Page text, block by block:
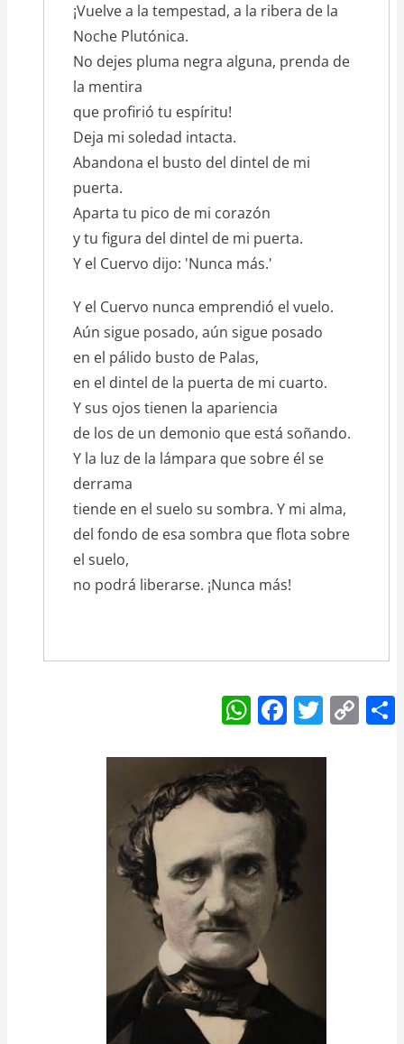
¡Vuelve a la tempestad, a la ribera de la
Noche Plutónica.
No dejes pluma negra alguna, prenda de
la mentira
que profirió tu espíritu!
Deja mi soledad intacta.
Abandona el busto del dintel de mi
puerta.
Aparta tu pico de mi corazón
y tu figura del dintel de mi puerta.
Y el Cuervo dijo: 'Nunca más.'
Y el Cuervo nunca emprendió el vuelo.
Aún sigue posado, aún sigue posado
en el pálido busto de Palas,
en el dintel de la puerta de mi cuarto.
Y sus ojos tienen la apariencia
de los de un demonio que está soñando.
Y la luz de la lámpara que sobre él se
derrama
tiende en el suelo su sombra. Y mi alma,
del fondo de esa sombra que flota sobre
el suelo,
no podrá liberarse. ¡Nunca más!
W
h
at
s
A
p
p
F
a
c
e
b
o
o
k
T
w
itt
C
o